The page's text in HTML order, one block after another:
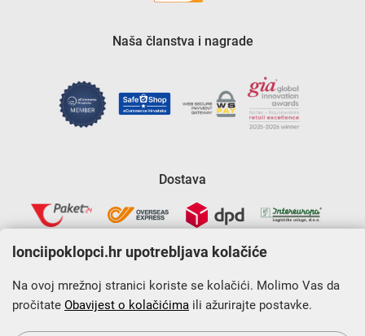
Naša članstva i nagrade
Dostava
Krajnji primatelj financijskog instrumenta sufinanciranog iz
Europskog fonda za regionalni razvoj u sklopu Operativnog
lonciipoklopci.hr upotrebljava kolačiće
Na ovoj mrežnoj stranici koriste se kolačići. Molimo Vas da
pročitate Obavijest o kolačićima ili ažurirajte postavke.